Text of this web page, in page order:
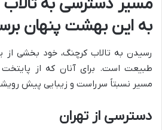
مسیر دسترسی به
به این بهشت پنهان
رسیدن به تالاب کرچنگ، خود بخشی
طبیعت است. برای آنان که از پایتخت
مسیر نسبتاً سرراست و زیبایی پیش
دسترسی از تهران